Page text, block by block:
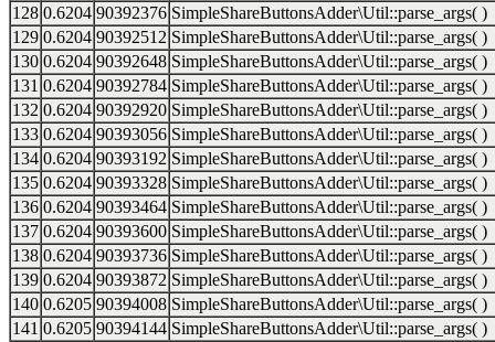
128 0.6204 90392376 SimpleShareButtonsAdder\Util::parse_args( )
129 0.6204 90392512 SimpleShareButtonsAdder\Util::parse_args( )
130 0.6204 90392648 SimpleShareButtonsAdder\Util::parse_args( )
131 0.6204 90392784 SimpleShareButtonsAdder\Util::parse_args( )
132 0.6204 90392920 SimpleShareButtonsAdder\Util::parse_args( )
133 0.6204 90393056 SimpleShareButtonsAdder\Util::parse_args( )
134 0.6204 90393192 SimpleShareButtonsAdder\Util::parse_args( )
135 0.6204 90393328 SimpleShareButtonsAdder\Util::parse_args( )
136 0.6204 90393464 SimpleShareButtonsAdder\Util::parse_args( )
137 0.6204 90393600 SimpleShareButtonsAdder\Util::parse_args( )
138 0.6204 90393736 SimpleShareButtonsAdder\Util::parse_args( )
139 0.6204 90393872 SimpleShareButtonsAdder\Util::parse_args( )
140 0.6205 90394008 SimpleShareButtonsAdder\Util::parse_args( )
141 0.6205 90394144 SimpleShareButtonsAdder\Util::parse_args( )